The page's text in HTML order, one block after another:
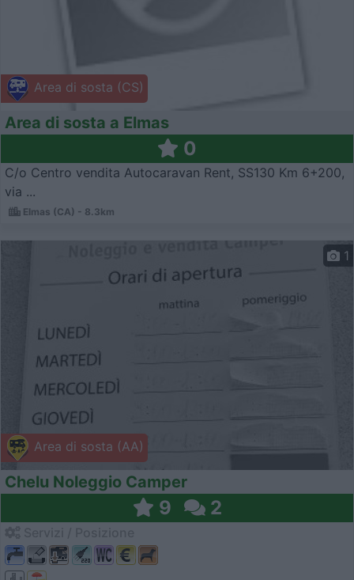
Area di sosta (CS)
Area di sosta a Elmas
0
C/o Centro vendita Autocaravan Rent, SS130 Km 6+200,
via ...
Elmas (CA) - 8.3km
Area di sosta (AA)
1
Chelu Noleggio Camper
9 2